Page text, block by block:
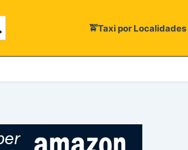
🚖Taxi por Localidades